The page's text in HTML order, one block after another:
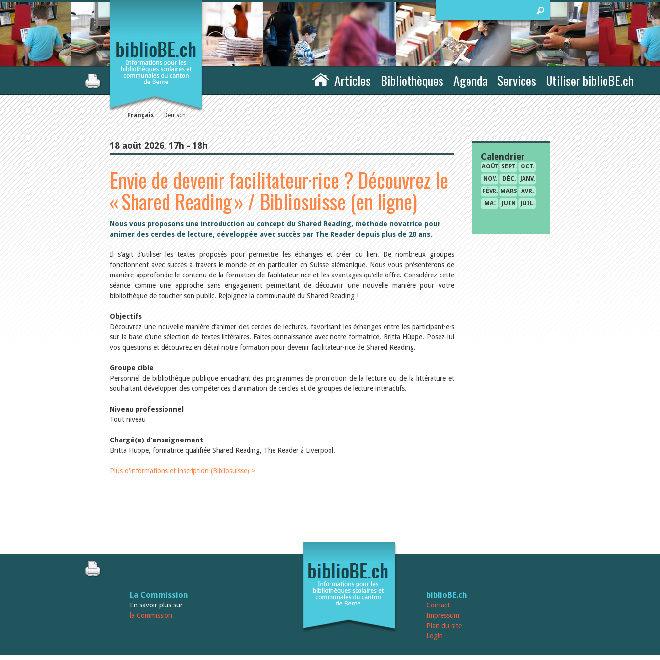
Français Deutsch
Articles Bibliothèques Agenda Services Utiliser biblioBE.ch
18 août 2026, 17h - 18h
Envie de devenir facilitateur·rice ? Découvrez le
« Shared Reading » / Bibliosuisse (en ligne)
Nous vous proposons une introduction au concept du Shared Reading, méthode novatrice pour
animer des cercles de lecture, développée avec succès par The Reader depuis plus de 20 ans.
Il s’agit d’utiliser les textes proposés pour permettre les échanges et créer du lien. De nombreux groupes
fonctionnent avec succès à travers le monde et en particulier en Suisse alémanique. Nous vous présenterons de
manière approfondie le contenu de la formation de facilitateur·rice et les avantages qu’elle offre. Considérez cette
séance comme une approche sans engagement permettant de découvrir une nouvelle manière pour votre
bibliothèque de toucher son public. Rejoignez la communauté du Shared Reading !
Objectifs
Découvrez une nouvelle manière d’animer des cercles de lectures, favorisant les échanges entre les participant·e·s
sur la base d’une sélection de textes littéraires. Faites connaissance avec notre formatrice, Britta Hüppe. Posez-lui
vos questions et découvrez en détail notre formation pour devenir facilitateur·rice de Shared Reading.
Groupe cible
Personnel de bibliothèque publique encadrant des programmes de promotion de la lecture ou de la littérature et
souhaitant développer des compétences d'animation de cercles et de groupes de lecture interactifs.
Niveau professionnel
Tout niveau
Chargé(e) d’enseignement
Britta Hüppe, formatrice qualifiée Shared Reading, The Reader à Liverpool.
Plus d'informations et inscription (Bibliosuisse) >
Calendrier
AOÛT SEPT.
OCT.
NOV.
DÉC.
JANV.
FÉVR. MARS
AVR.
MAI
JUIN JUIL.
La Commission
En savoir plus sur
la Commission
biblioBE.ch
Contact
Impressum
Plan du site
Login